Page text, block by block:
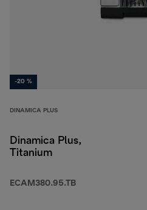
-20 %
DINAMICA PLUS
Dinamica Plus,
Titanium
ECAM380.95.TB